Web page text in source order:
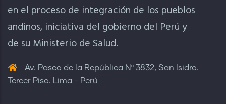
en el proceso de integración de los pueblos
andinos, iniciativa del gobierno del Perú y
de su Ministerio de Salud.
Av. Paseo de la República Nº 3832, San Isidro.
Tercer Piso. Lima - Perú